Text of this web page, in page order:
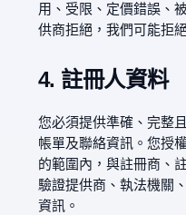
用、受限、定價錯誤、
供商拒絕，我們可能拒
4. 註冊人資料
您必須提供準確、完整
帳單及聯絡資訊。您授
的範圍內，與註冊商、
驗證提供商、執法機關
資訊。